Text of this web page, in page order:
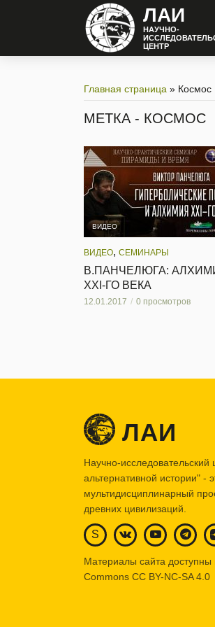
ЛАИ
НАУЧНО-
ЦЕНТР
Главная страница » Космос
МЕТКА - КОСМОС
ВИДЕО
ВИДЕО, СЕМИНАРЫ
В.ПАНЧЕЛЮГА:
XXI-ГО ВЕКА
12.01.2017 0 просмотров
ЛАИ
Научно-исследовательский
альтернативной истории" -
мультидисциплинарный
древних цивилизаций.
S
Материалы сайта доступны
Commons CC BY-NC-SA 4.0